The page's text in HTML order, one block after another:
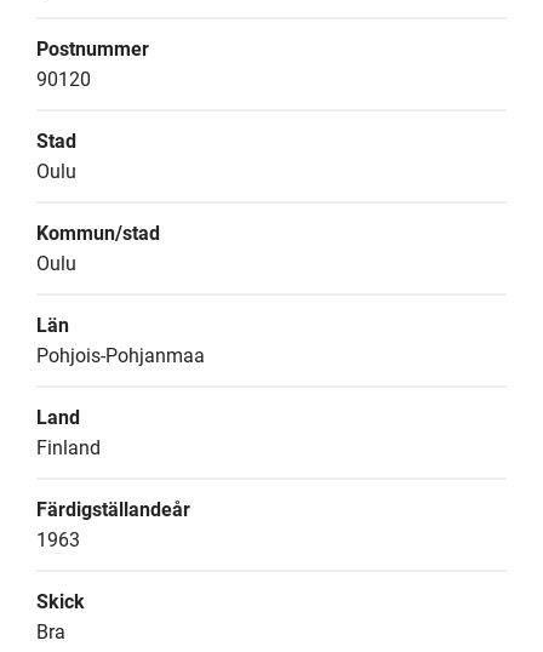
Postnummer
90120
Stad
Oulu
Kommun/stad
Oulu
Län
Pohjois-Pohjanmaa
Land
Finland
Färdigställandeår
1963
Skick
Bra